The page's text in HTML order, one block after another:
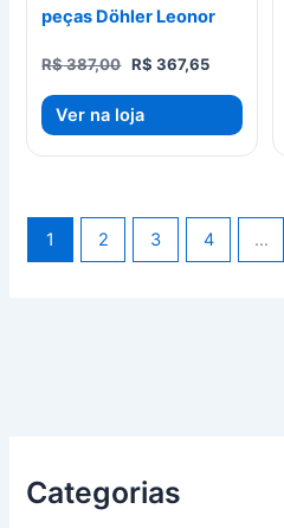
peças Döhler Leonor
R$387,00 O
era:
R$ 367,65O
atual
R$ 367,65.
Ver na loja
1 2 3 4 …
Categorias